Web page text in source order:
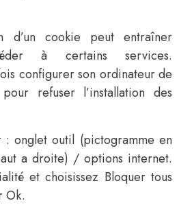
d’un cookie peut entraîner
à certains services.
configurer son ordinateur de
refuser l’installation des
: onglet outil (pictogramme en
a droite) / options internet.
et choisissez Bloquer tous
Ok.